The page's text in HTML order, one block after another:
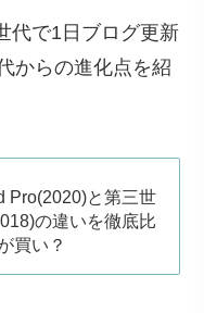
代で1日ブログ更新
からの進化点を紹
Pro(2020)と第三世
の違いを徹底比
買い？